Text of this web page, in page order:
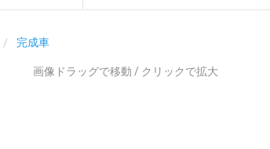
完成車
画像ドラッグで移動 / クリックで拡大